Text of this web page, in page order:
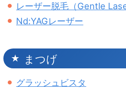
レーザー脱毛（Gentle
Nd:YAGレーザー
まつげ
グラッシュビスタ